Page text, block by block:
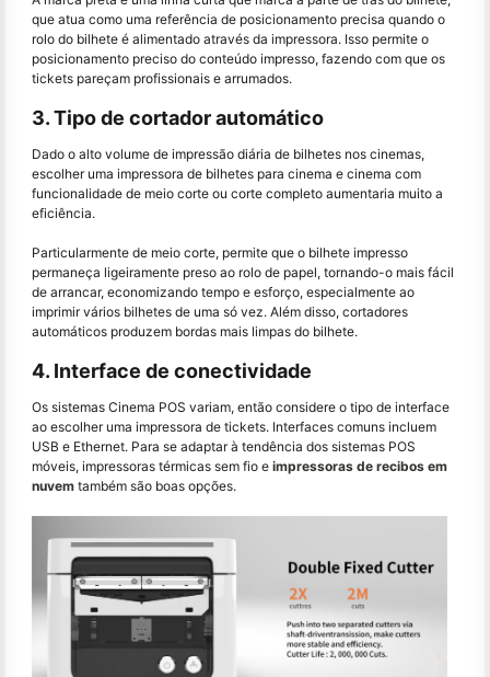
que atua como uma referência de posicionamento precisa quando o
rolo do bilhete é alimentado através da impressora. Isso permite o
posicionamento preciso do conteúdo impresso, fazendo com que os
tickets pareçam profissionais e arrumados.
3. Tipo de cortador automático
Dado o alto volume de impressão diária de bilhetes nos cinemas,
escolher uma impressora de bilhetes para cinema e cinema com
funcionalidade de meio corte ou corte completo aumentaria muito a
eficiência.
Particularmente de meio corte, permite que o bilhete impresso
permaneça ligeiramente preso ao rolo de papel, tornando-o mais fácil
de arrancar, economizando tempo e esforço, especialmente ao
imprimir vários bilhetes de uma só vez. Além disso, cortadores
automáticos produzem bordas mais limpas do bilhete.
4. Interface de conectividade
Os sistemas Cinema POS variam, então considere o tipo de interface
ao escolher uma impressora de tickets. Interfaces comuns incluem
USB e Ethernet. Para se adaptar à tendência dos sistemas POS
móveis, impressoras térmicas sem fio e impressoras de recibos em
nuvem também são boas opções.